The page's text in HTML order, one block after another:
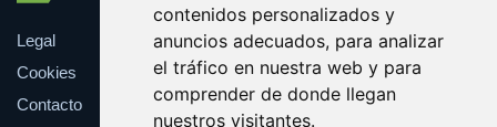
contenidos personalizados y
anuncios adecuados, para analizar
el tráfico en nuestra web y para
comprender de donde llegan
nuestros visitantes.
Legal
Cookies
Contacto